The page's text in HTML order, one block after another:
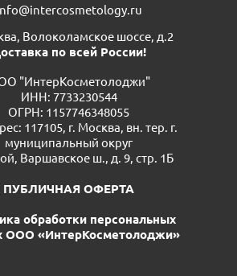
Волоколамское шоссе, д.2
по всей России!
"ИнтерКосметолоджи"
ИНН: 7733230544
ОГРН: 1157746348055
117105, г. Москва, вн. тер. г.
муниципальный округ
Варшавское ш., д. 9, стр. 1Б
ПУБЛИЧНАЯ ОФЕРТА
обработки персональных
ООО «ИнтерКосметолоджи»